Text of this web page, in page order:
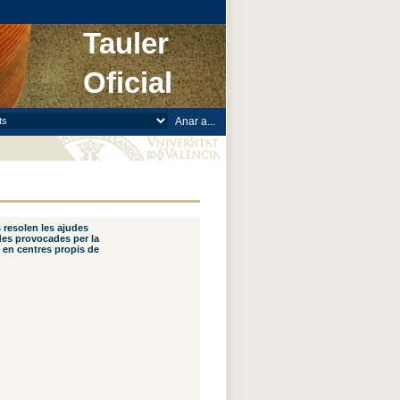
Tauler
Oficial
les ajudes
provocades per la